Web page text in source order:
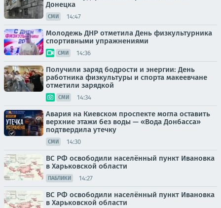
Донецка
СМИ 14:47
Молодежь ДНР отметила День физкультурника
спортивными упражнениями
СМИ 14:36
Получили заряд бодрости и энергии: День
работника физкультуры и спорта макеевчане
отметили зарядкой
СМИ 14:34
Авария на Киевском проспекте могла оставить
верхние этажи без воды — «Вода Донбасса»
подтвердила утечку
СМИ 14:30
ВС РФ освободили населённый пункт Ивановка
в Харьковской области
ПАБЛИКИ 14:27
ВС РФ освободили населённый пункт Ивановка
в Харьковской области